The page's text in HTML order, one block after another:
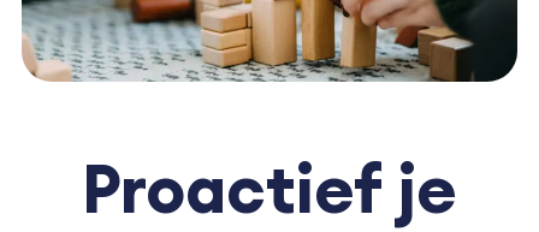
Proactief je